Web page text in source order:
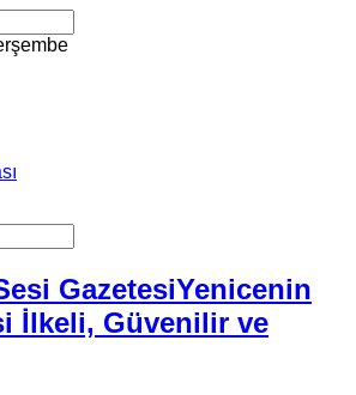
Yenicenin
İlkeli, Güvenilir ve